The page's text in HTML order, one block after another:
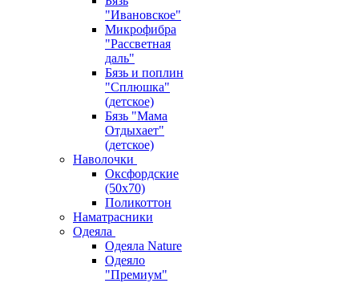
"Ивановское"
Микрофибра
"Рассветная
даль"
Бязь и поплин
"Сплюшка"
(детское)
Бязь "Мама
Отдыхает"
(детское)
Наволочки
Оксфордские
(50х70)
Поликоттон
Наматрасники
Одеяла
Одеяла Nature
Одеяло
"Премиум"